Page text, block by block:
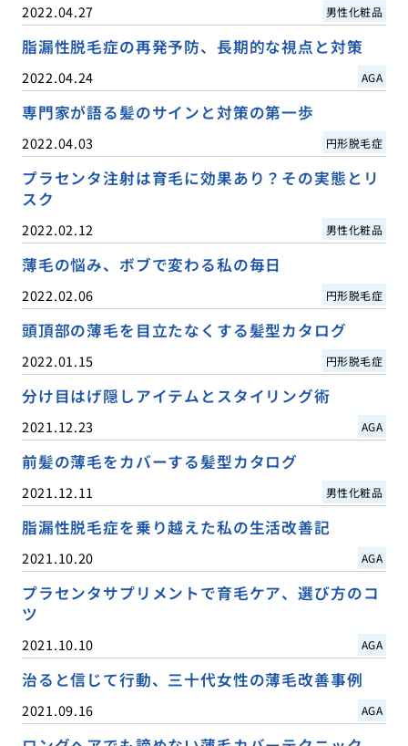
2022.04.27 男性化粧品
脂漏性脱毛症の再発予防、長期的な視点と対策
2022.04.24 AGA
専門家が語る髪のサインと対策の第一歩
2022.04.03 円形脱毛症
プラセンタ注射は育毛に効果あり？その実態とリ
スク
2022.02.12 男性化粧品
薄毛の悩み、ボブで変わる私の毎日
2022.02.06 円形脱毛症
頭頂部の薄毛を目立たなくする髪型カタログ
2022.01.15 円形脱毛症
分け目はげ隠しアイテムとスタイリング術
2021.12.23 AGA
前髪の薄毛をカバーする髪型カタログ
2021.12.11 男性化粧品
脂漏性脱毛症を乗り越えた私の生活改善記
2021.10.20 AGA
プラセンタサプリメントで育毛ケア、選び方のコ
ツ
2021.10.10 AGA
治ると信じて行動、三十代女性の薄毛改善事例
2021.09.16 AGA